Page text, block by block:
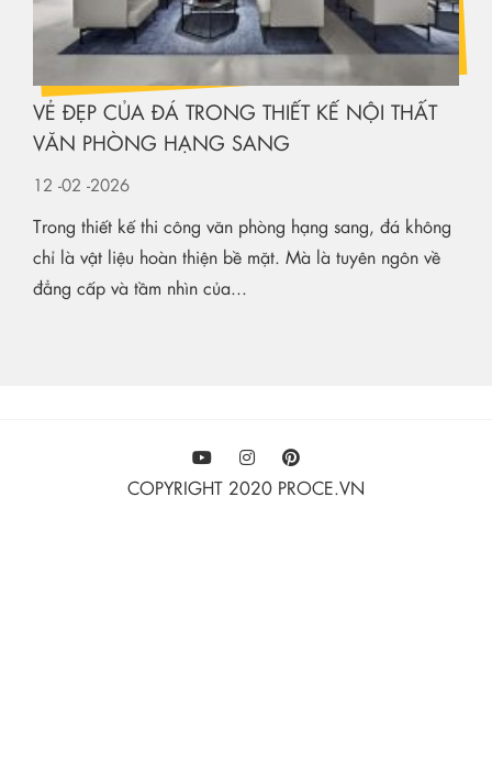
VẺ ĐẸP CỦA ĐÁ TRONG THIẾT KẾ NỘI THẤT
VĂN PHÒNG HẠNG SANG
12 -02 -2026
Trong thiết kế thi công văn phòng hạng sang, đá không
chỉ là vật liệu hoàn thiện bề mặt. Mà là tuyên ngôn về
đẳng cấp và tầm nhìn của...
COPYRIGHT 2020 PROCE.VN